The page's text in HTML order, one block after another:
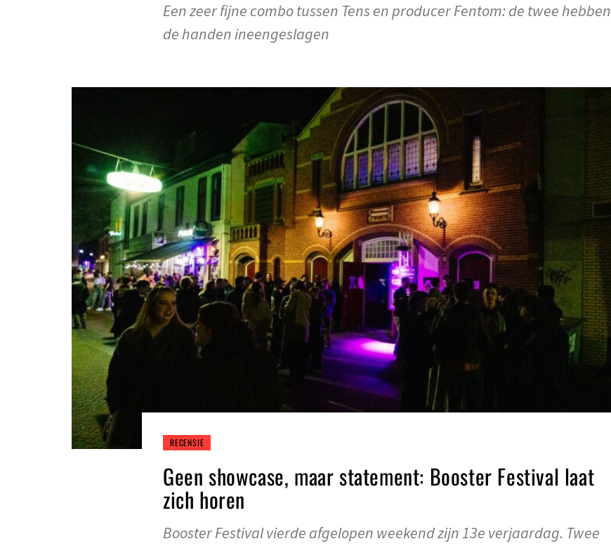
Een zeer fijne combo tussen Tens en producer Fentom: de twee hebben
de handen ineengeslagen
RECENSIE
Geen showcase, maar statement: Booster Festival laat
zich horen
Booster Festival vierde afgelopen weekend zijn 13e verjaardag. Twee